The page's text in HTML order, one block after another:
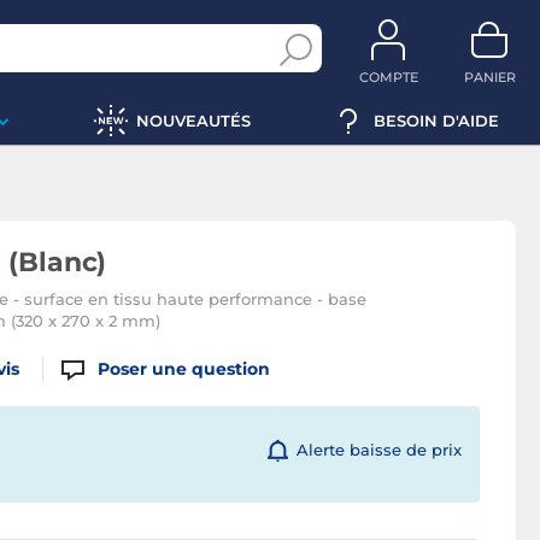
COMPTE PANIER
NOUVEAUTÉS BESOIN D'AIDE
(Blanc)
- surface en tissu haute performance - base
x 270 x 2 mm)
Poser une question
Alerte baisse de prix